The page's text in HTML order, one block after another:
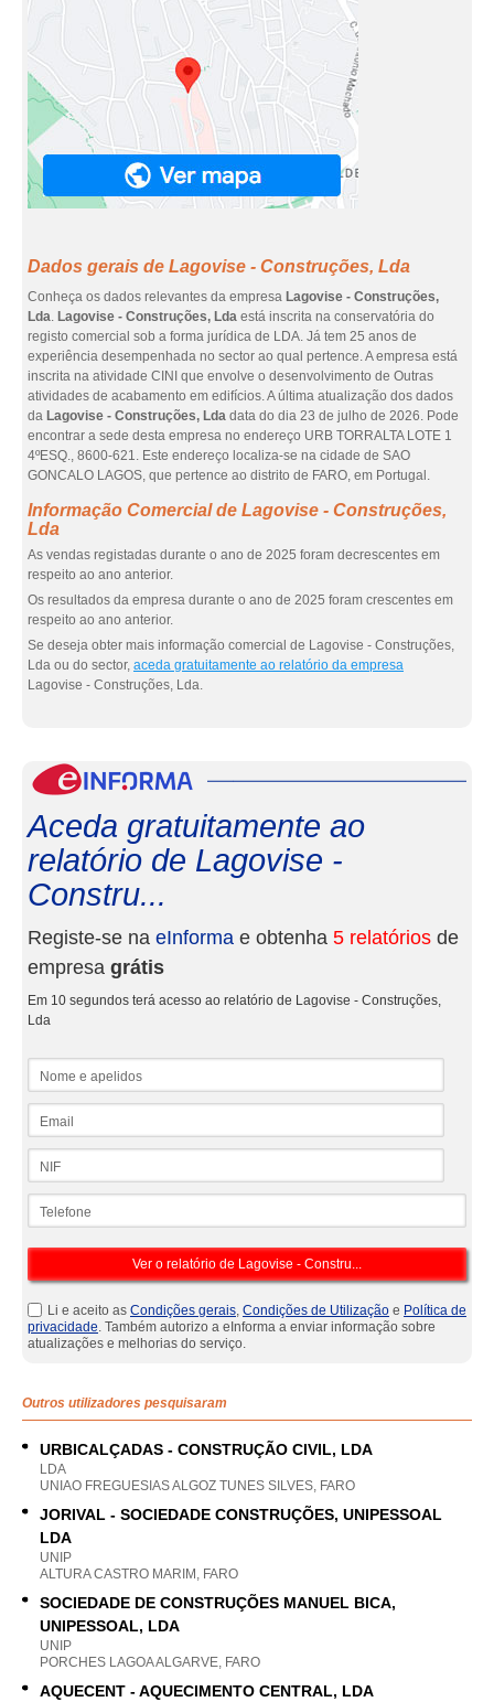
Dados gerais de Lagovise - Construções, Lda
Conheça os dados relevantes da empresa Lagovise - Construções,
Lda. Lagovise - Construções, Lda está inscrita na conservatória do
registo comercial sob a forma jurídica de LDA. Já tem 25 anos de
experiência desempenhada no sector ao qual pertence. A empresa está
inscrita na atividade CINI que envolve o desenvolvimento de Outras
atividades de acabamento em edifícios. A última atualização dos dados
da Lagovise - Construções, Lda data do dia 23 de julho de 2026. Pode
encontrar a sede desta empresa no endereço URB TORRALTA LOTE 1
4ºESQ., 8600-621. Este endereço localiza-se na cidade de SAO
GONCALO LAGOS, que pertence ao distrito de FARO, em Portugal.
Informação Comercial de Lagovise - Construções,
Lda
As vendas registadas durante o ano de 2025 foram decrescentes em
respeito ao ano anterior.
Os resultados da empresa durante o ano de 2025 foram crescentes em
respeito ao ano anterior.
Se deseja obter mais informação comercial de Lagovise - Construções,
Lda ou do sector, aceda gratuitamente ao relatório da empresa
Lagovise - Construções, Lda.
Aceda gratuitamente ao
relatório de Lagovise -
Constru...
Registe-se na eInforma e obtenha 5 relatórios de
empresa grátis
Em 10 segundos terá acesso ao relatório de Lagovise - Construções,
Lda
Li e aceito as Condições gerais, Condições de Utilização e Política de
privacidade. Também autorizo a eInforma a enviar informação sobre
atualizações e melhorias do serviço.
Outros utilizadores pesquisaram
URBICALÇADAS - CONSTRUÇÃO CIVIL, LDA
LDA
UNIAO FREGUESIAS ALGOZ TUNES SILVES, FARO
JORIVAL - SOCIEDADE CONSTRUÇÕES, UNIPESSOAL
LDA
UNIP
ALTURA CASTRO MARIM, FARO
SOCIEDADE DE CONSTRUÇÕES MANUEL BICA,
UNIPESSOAL, LDA
UNIP
PORCHES LAGOA ALGARVE, FARO
AQUECENT - AQUECIMENTO CENTRAL, LDA